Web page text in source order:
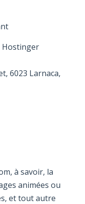
Hostinger
6023 Larnaca,
à savoir, la
animées ou
et tout autre